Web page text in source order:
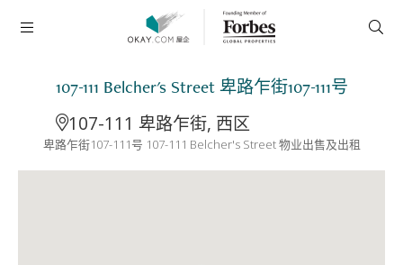
107-111 Belcher's Street 卑路乍街107-111号
107-111 卑路乍街, 西区
卑路乍街107-111号 107-111 Belcher's Street 物业出售及出租